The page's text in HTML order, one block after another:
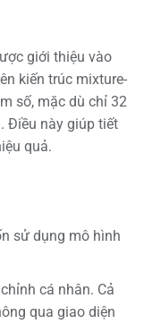
giới thiệu vào
kiến trúc mixture-
số, mặc dù chỉ 32
Điều này giúp tiết
quả.
sử dụng mô hình
cá nhân. Cả
qua giao diện